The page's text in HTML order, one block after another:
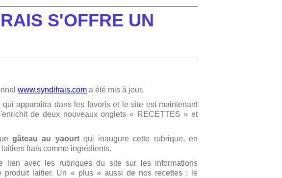
S'OFFRE UN
www.syndifrais.com a été mis à jour.
apparaitra dans les favoris et le site est maintenant
de deux nouveaux onglets « RECETTES » et
gâteau au yaourtqui inaugure cette rubrique, en
frais comme ingrédients.
lien avec les rubriques du site sur les informations
produit laitier. Un « plus » aussi de nos recettes : le